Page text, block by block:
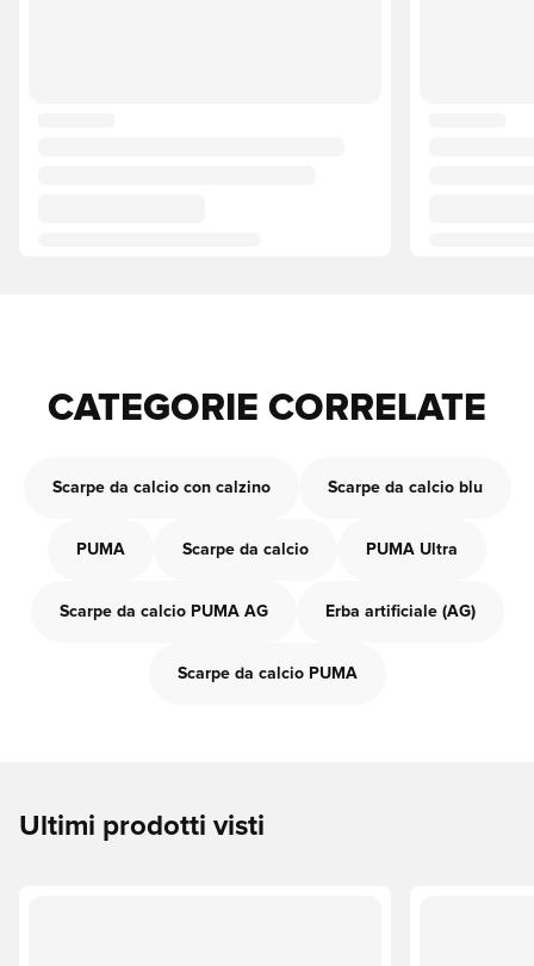
CATEGORIE CORRELATE
Scarpe da calcio con calzino Scarpe da calcio blu
PUMA Scarpe da calcio PUMA Ultra
Scarpe da calcio PUMA AG Erba artificiale (AG)
Scarpe da calcio PUMA
Ultimi prodotti visti